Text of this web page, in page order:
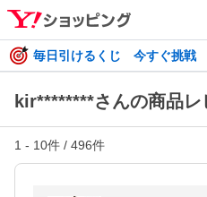
毎日引けるくじ 今すぐ挑戦
kir********さんの商品レ
1 - 10件 / 496件